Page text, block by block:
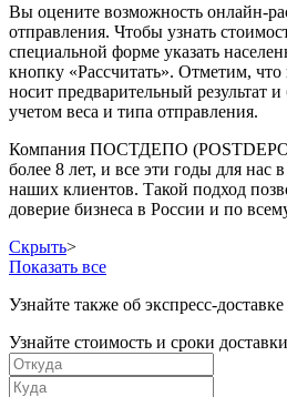
Вы оцените возможность онлайн-
отправления. Чтобы узнать
специальной форме указать
кнопку «Рассчитать». Отметим, что
носит предварительный результат и
учетом веса и типа отправления.
Компания ПОСТДЕПО (POSTDEPO)
более 8 лет, и все эти годы для нас
наших клиентов. Такой подход
доверие бизнеса в России и по
Скрыть>
Показать все
Узнайте также об экспресс-доставке
Узнайте стоимость и сроки